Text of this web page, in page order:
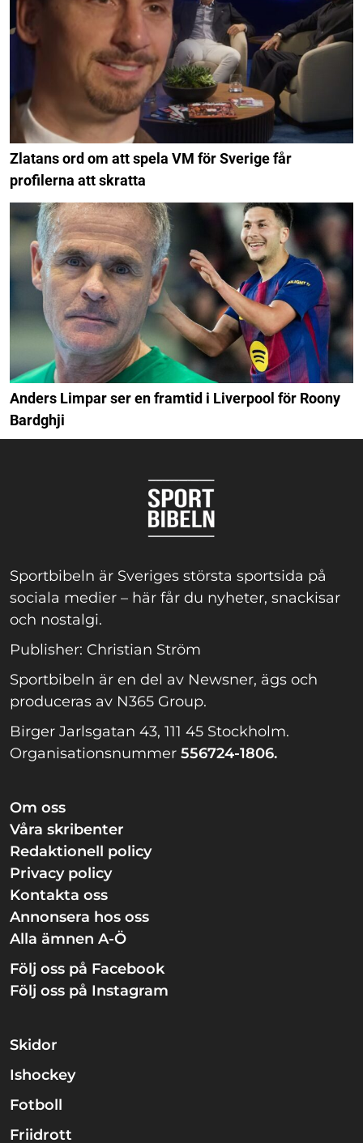
Zlatans ord om att spela VM för Sverige får
profilerna att skratta
Anders Limpar ser en framtid i Liverpool för Roony
Bardghji
Sportbibeln är Sveriges största sportsida på
sociala medier – här får du nyheter, snackisar
och nostalgi.
Publisher: Christian Ström
Sportbibeln är en del av Newsner, ägs och
produceras av N365 Group.
Birger Jarlsgatan 43, 111 45 Stockholm.
Organisationsnummer 556724-1806.
Om oss
Våra skribenter
Redaktionell policy
Privacy policy
Kontakta oss
Annonsera hos oss
Alla ämnen A-Ö
Följ oss på Facebook
Följ oss på Instagram
Skidor
Ishockey
Fotboll
Friidrott